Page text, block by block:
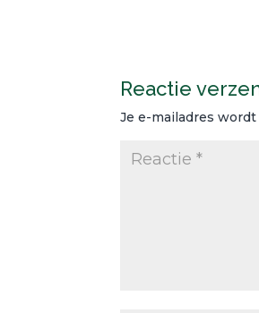
Reactie
Je e-mailadres